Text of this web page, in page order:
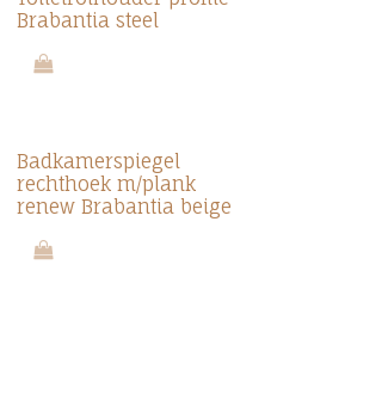
Brabantia steel
Badkamerspiegel
rechthoek m/plank
renew Brabantia beige